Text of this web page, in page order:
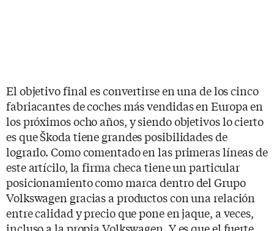
El objetivo final es convertirse en una de los cinco
fabriacantes de coches más vendidas en Europa en
los próximos ocho años, y siendo objetivos lo cierto
es que Škoda tiene grandes posibilidades de
lograrlo. Como comentado en las primeras líneas de
este artícilo, la firma checa tiene un particular
posicionamiento como marca dentro del Grupo
Volkswagen gracias a productos con una relación
entre calidad y precio que pone en jaque, a veces,
incluso a la propia Volkswagen. Y es que el fuerte